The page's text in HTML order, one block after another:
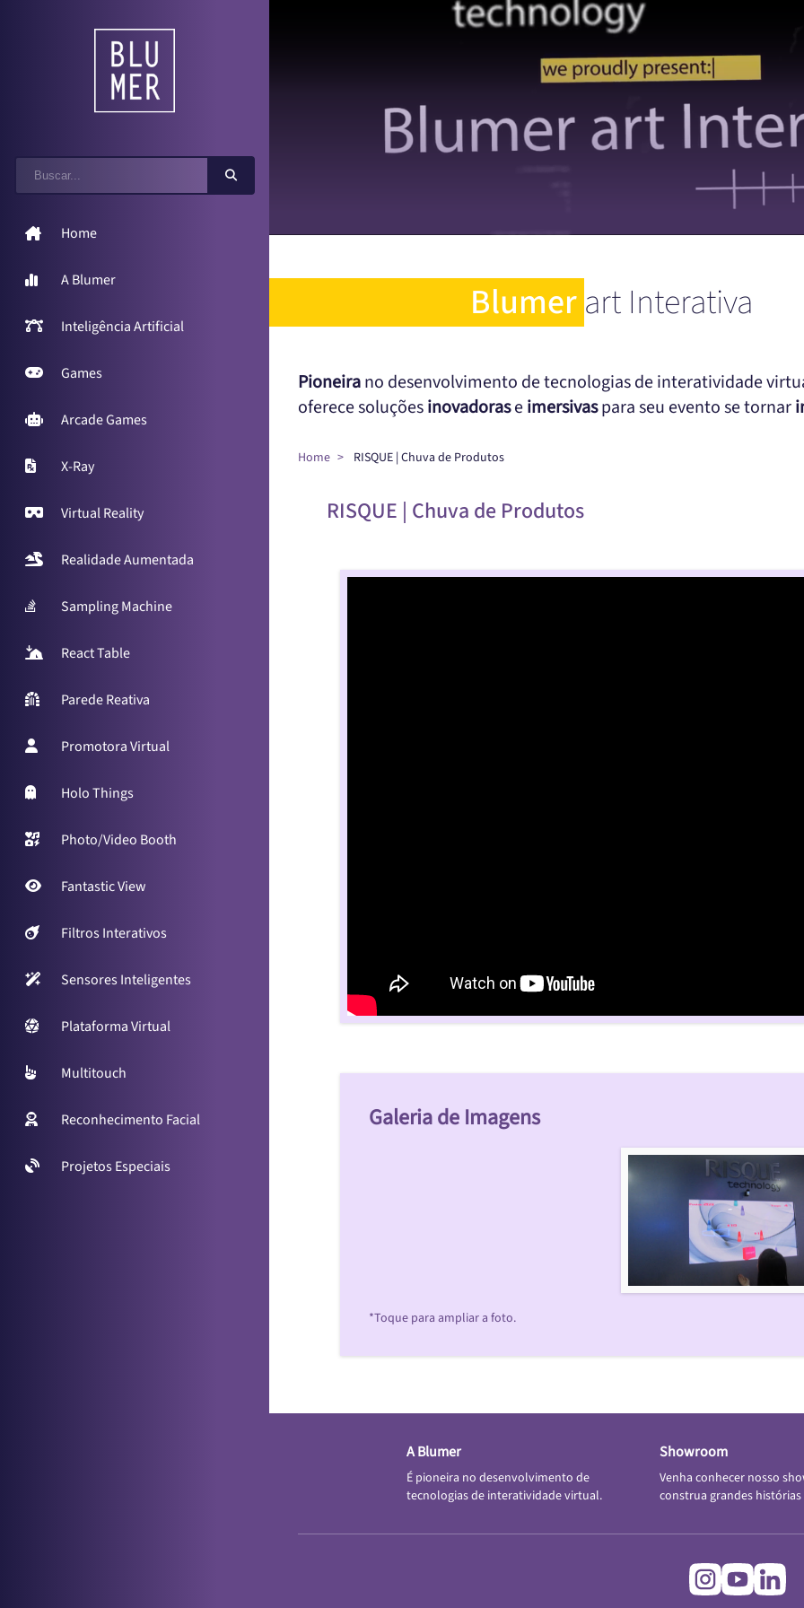
Home
A Blumer
Inteligência Artificial
Games
Arcade Games
X-Ray
Virtual Reality
Realidade Aumentada
Sampling Machine
React Table
Parede Reativa
Promotora Virtual
Holo Things
Photo/Video Booth
Fantastic View
Filtros Interativos
Sensores Inteligentes
Plataforma Virtual
Multitouch
Reconhecimento Facial
Projetos Especiais
Blumerart Interativa
Pioneirano desenvolvimento de tecnologias de interatividade
oferece soluçõesinovadoraseimersivaspara seu evento se tornar
Home RISQUE | Chuva de Produtos
RISQUE | Chuva de Produtos
Galeria de Imagens
*Toque para ampliar a foto.
A Blumer
É pioneira no desenvolvimento de
tecnologias de interatividade virtual.
Showroom
Venha conhecer nosso
construa grandes